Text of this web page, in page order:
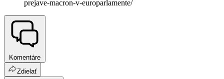
prejave-macron-v-europarlamente/
Komentáre
Zdielať